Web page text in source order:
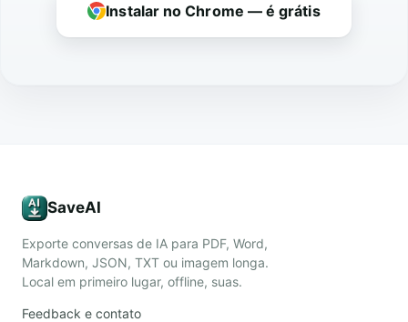
Instalar no Chrome — é grátis
SaveAI
Exporte conversas de IA para PDF, Word,
Markdown, JSON, TXT ou imagem longa.
Local em primeiro lugar, offline, suas.
Feedback e contato